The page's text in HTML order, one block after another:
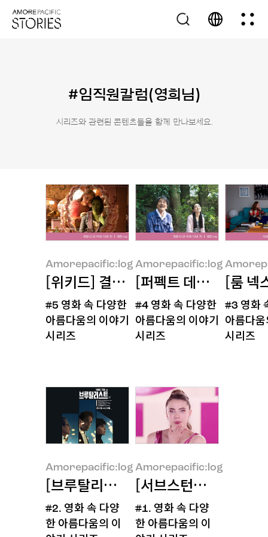
#임직원칼럼(영희님)
시리즈와 관련된 콘텐츠들을 함께 만나보세요.
Amorepacific:log
Amorepacific:log
[위키드] 결핍에서 시작해, 용기로 완
#5 영화 속 다양한
아름다움의 이야기
시리즈
Amorepacific:log
Amorepacific:log
[퍼펙트 데이즈] 완벽
#4 영화 속 다양한
아름다움의 이야기
시리즈
[룸 넥
#3 영화
아름다
시리즈
Amorepacific:log
Amorepacific:log
[브루탈리스트] 현실 속 평범한 인간
#2. 영화 속 다양
한 아름다움의 이
Amorepacific:log
Amorepacific:log
[서브스턴스] 아름다
#1. 영화 속 다양
한 아름다움의 이